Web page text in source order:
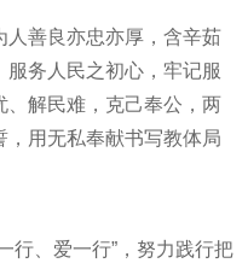
人善良亦忠亦厚，含辛茹
务人民之初心，牢记服
、解民难，克己奉公，两
用无私奉献书写教体局
行、爱一行”，努力践行把